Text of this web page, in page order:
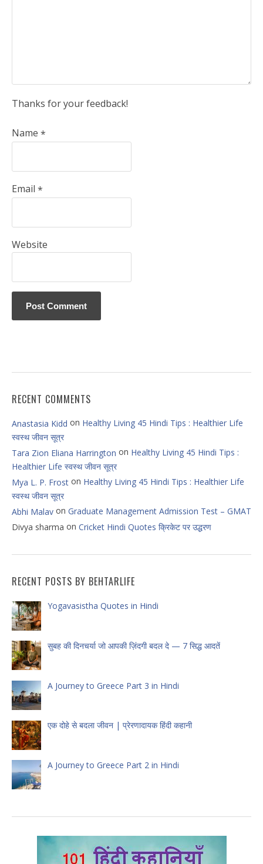
Thanks for your feedback!
Name *
Email *
Website
RECENT COMMENTS
Anastasia Kidd on Healthy Living 45 Hindi Tips : Healthier Life
स्वस्थ जीवन सूत्र
Tara Zion Eliana Harrington on Healthy Living 45 Hindi Tips :
Healthier Life स्वस्थ जीवन सूत्र
Mya L. P. Frost on Healthy Living 45 Hindi Tips : Healthier Life
स्वस्थ जीवन सूत्र
Abhi Malav on Graduate Management Admission Test – GMAT
Divya sharma on Cricket Hindi Quotes क्रिकेट पर उद्धरण
RECENT POSTS BY BEHTARLIFE
Yogavasistha Quotes in Hindi
सुबह की दिनचर्या जो आपकी ज़िंदगी बदल दे — 7 सिद्ध आदतें
A Journey to Greece Part 3 in Hindi
एक दोहे से बदला जीवन | प्रेरणादायक हिंदी कहानी
A Journey to Greece Part 2 in Hindi